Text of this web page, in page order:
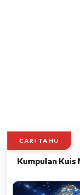
CARI TAHU
Kumpulan Kuis